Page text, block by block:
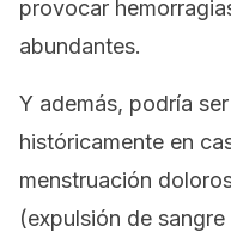
provocar
abundantes.
Y además, podría
históricamente en
menstruación
(expulsión de